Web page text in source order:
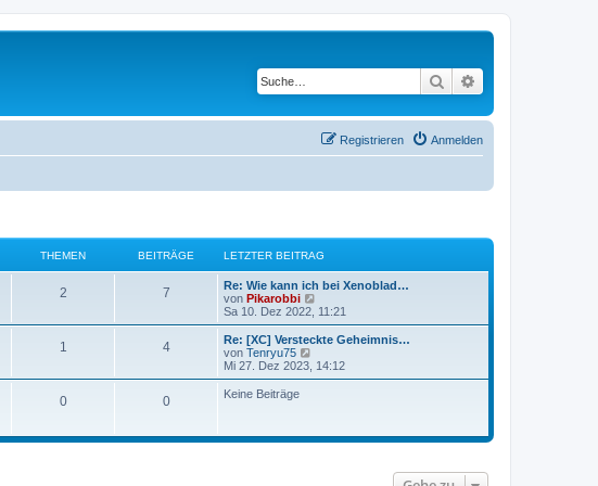
Suche
Anmelden
Registrieren
THEMEN BEITRÄGE LETZTER BEITRAG
2 7
Re: Wie kann ich bei Xenoblad…
von Pikarobbi
e
u
e
t
t
Sa 10. Dez 2022, 11:21
1 4
Re: [XC] Versteckte Geheimnis…
von Tenryu75
e
u
r
Mi 27. Dez 2023, 14:12
0 0 Keine Beiträge